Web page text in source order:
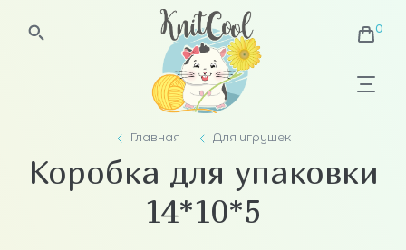
Главная Для игрушек
Коробка для упаковки
14*10*5